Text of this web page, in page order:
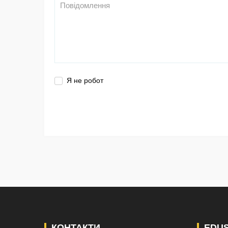
Я не робот